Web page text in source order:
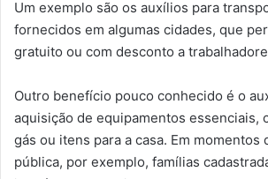
Um exemplo são os auxílios para
fornecidos em algumas cidades, que
gratuito ou com desconto a
Outro benefício pouco conhecido é o
aquisição de equipamentos essenciais,
gás ou itens para a casa. Em momentos
pública, por exemplo, famílias